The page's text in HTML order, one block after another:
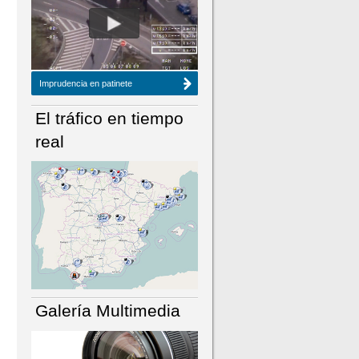
NÚMERO ACTUAL HEMEROTECA
Imprudencia en patinete
El tráfico en tiempo
real
Galería Multimedia